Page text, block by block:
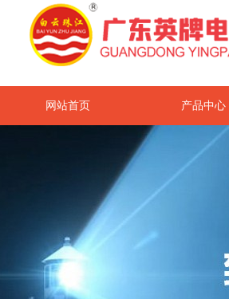
网站首页 产品中心
联系我们